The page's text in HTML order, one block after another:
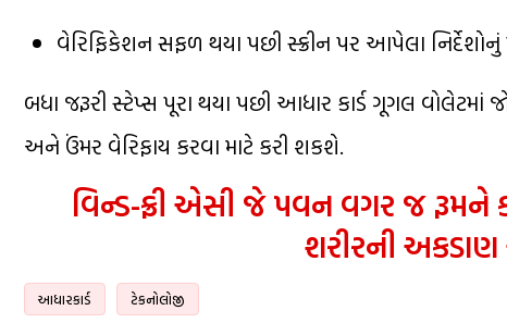
વેરિફિકેશન સફળ થયા પછી સ્ક્રીન પર આપેલા
બધા જરૂરી સ્ટેપ્સ પૂરા થયા પછી આધાર કાર્ડ ગૂગલ
અને ઉંમર વેરિફાય કરવા માટે કરી શકશે.
વિન્ડ-ફ્રી એસી જે પવન વગર જ રૂમને
શરીરની
આધારકાર્ડ ટેકનોલોજી